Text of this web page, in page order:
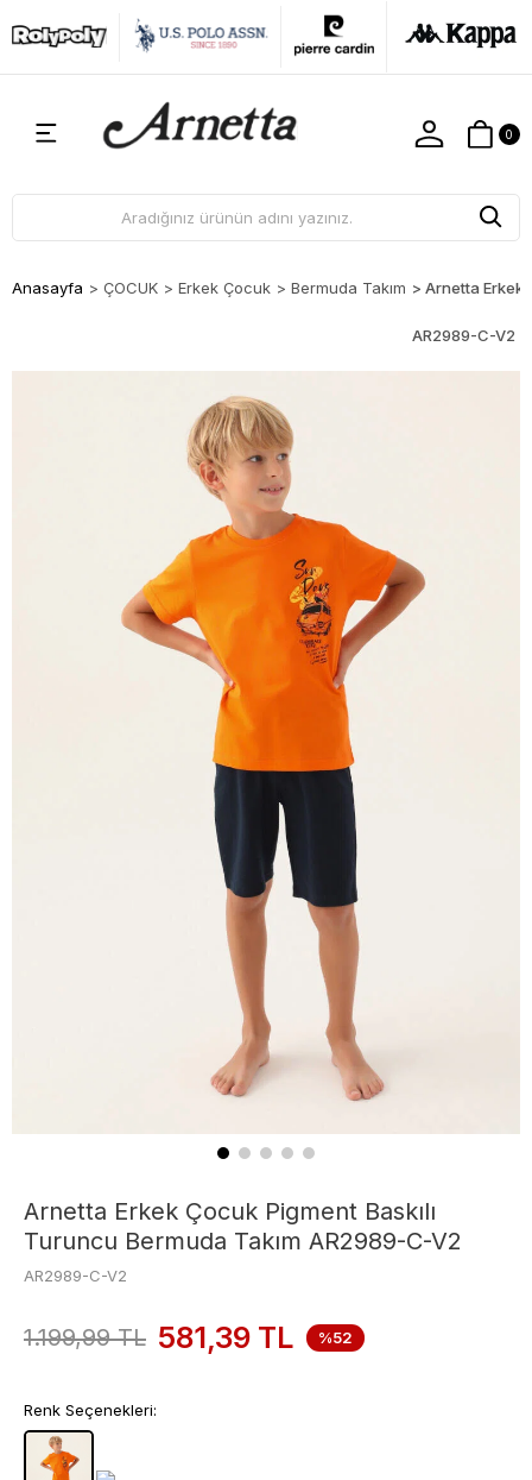
0
Anasayfa > ÇOCUK > Erkek Çocuk > Bermuda Takım > Arnetta Erkek
AR2989-C-V2
Arnetta Erkek Çocuk Pigment Baskılı
Turuncu Bermuda Takım AR2989-C-V2
AR2989-C-V2
1.199,99TL 581,39 TL %52
Renk Seçenekleri: